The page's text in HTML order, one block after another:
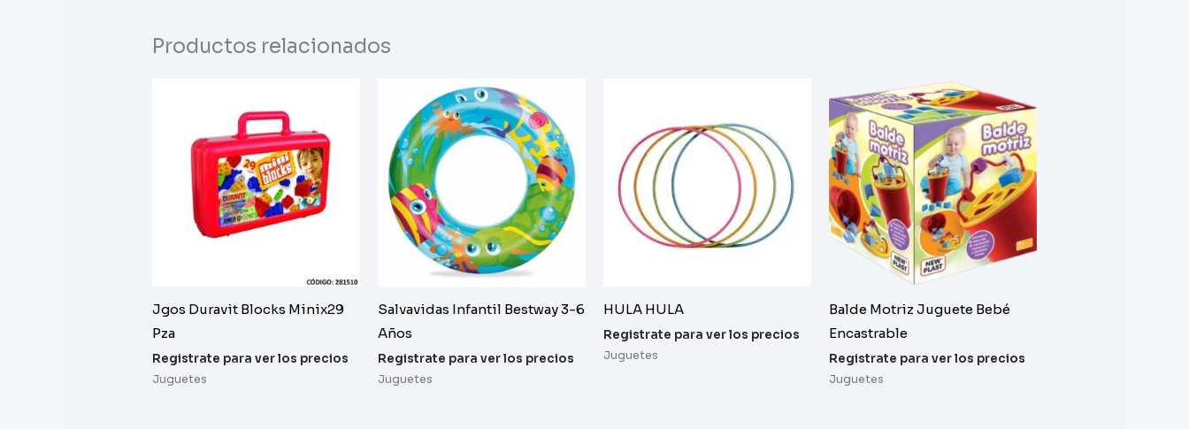
Productos relacionados
Jgos Duravit Blocks Minix29
Pza
Registrate para ver los precios
Juguetes
Salvavidas Infantil Bestway 3-6
Años
Registrate para ver los precios
Juguetes
HULA HULA
Registrate para ver los precios
Juguetes
Balde Motriz Juguete Bebé
Encastrable
Registrate para ver los precios
Juguetes